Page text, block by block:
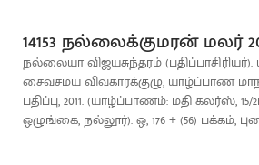
14153 நல்லைக்குமரன் மலர்
நல்லையா விஜயசுந்தரம்
சைவசமய விவகாரக்குழு, யாழ்ப்பாண
பதிப்பு, 2011. (யாழ்ப்பாணம்: மதி கலர்ஸ், 15/
ஒழுங்கை, நல்லூர்). ஒ, 176 + (56) பக்கம்,